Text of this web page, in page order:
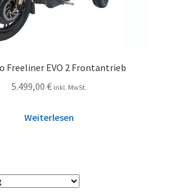
Freeliner EVO 2 Frontantrieb
5.499,00 € inkl. MwSt.
Weiterlesen